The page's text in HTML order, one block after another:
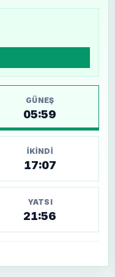
GÜNEŞ
05:59
İKINDI
17:07
YATSI
21:56